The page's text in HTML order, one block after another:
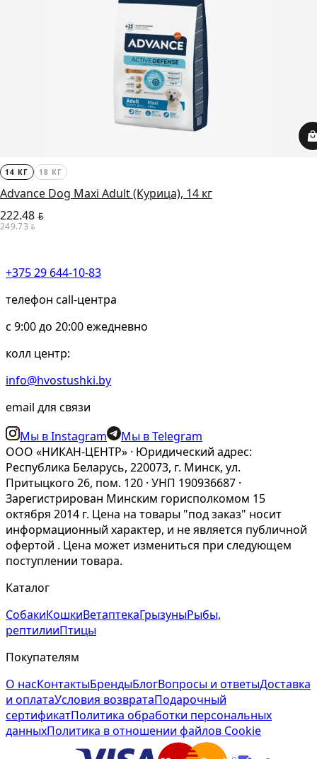
14 КГ 18 КГ
Advance Dog Maxi Adult (Курица), 14 кг
222.48 BYN
249.73 BYN
+375 29 644-10-83
телефон call-центра
c 9:00 до 20:00 ежедневно
колл центр:
info@hvostushki.by
email для связи
Мы в Instagram
Мы в Telegram
ООО «НИКАН-ЦЕНТР» · Юридический адрес:
Республика Беларусь, 220073, г. Минск, ул.
Притыцкого 26, пом. 120 · УНП 190936687 ·
Зарегистрирован Минским горисполкомом 15
октября 2014 г. Цена на товары "под заказ" носит
информационный характер, и не является публичной
офертой . Цена может измениться при следующем
поступлении товара.
Каталог
СобакиКошкиВетаптекаГрызуныРыбы,
рептилииПтицы
Покупателям
О насКонтактыБрендыБлогВопросы и ответыДоставка
и оплатаУсловия возвратаПодарочный
сертификатПолитика обработки персональных
данныхПолитика в отношении файлов Cookie